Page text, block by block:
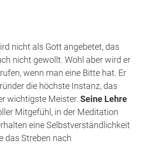
nicht als Gott angebetet, das
nicht gewollt. Wohl aber wird er
wenn man eine Bitte hat. Er
die höchste Instanz, das
wichtigste Meister. Seine Lehre
Mitgefühl, in der Meditation
eine Selbstverständlichkeit
das Streben nach